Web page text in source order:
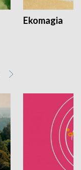
Ekomagia